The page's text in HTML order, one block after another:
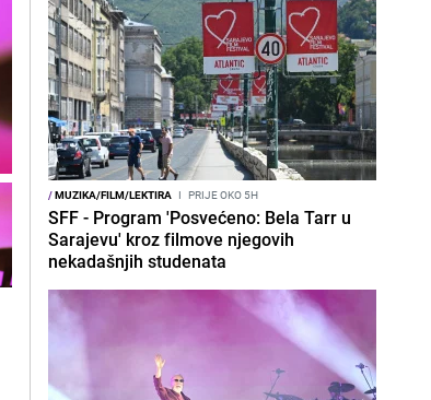
/MUZIKA/FILM/LEKTIRA I PRIJE OKO 5H
SFF - Program 'Posvećeno: Bela Tarr u
Sarajevu' kroz filmove njegovih
nekadašnjih studenata